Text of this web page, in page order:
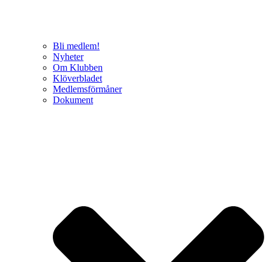
Bli medlem!
Nyheter
Om Klubben
Klöverbladet
Medlemsförmåner
Dokument